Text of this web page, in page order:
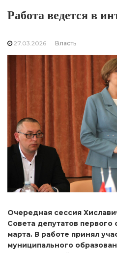
Работа ведется в
27.03.2026 Власть
Очередная сессия
Совета депутатов первого
марта. В работе принял
муниципального